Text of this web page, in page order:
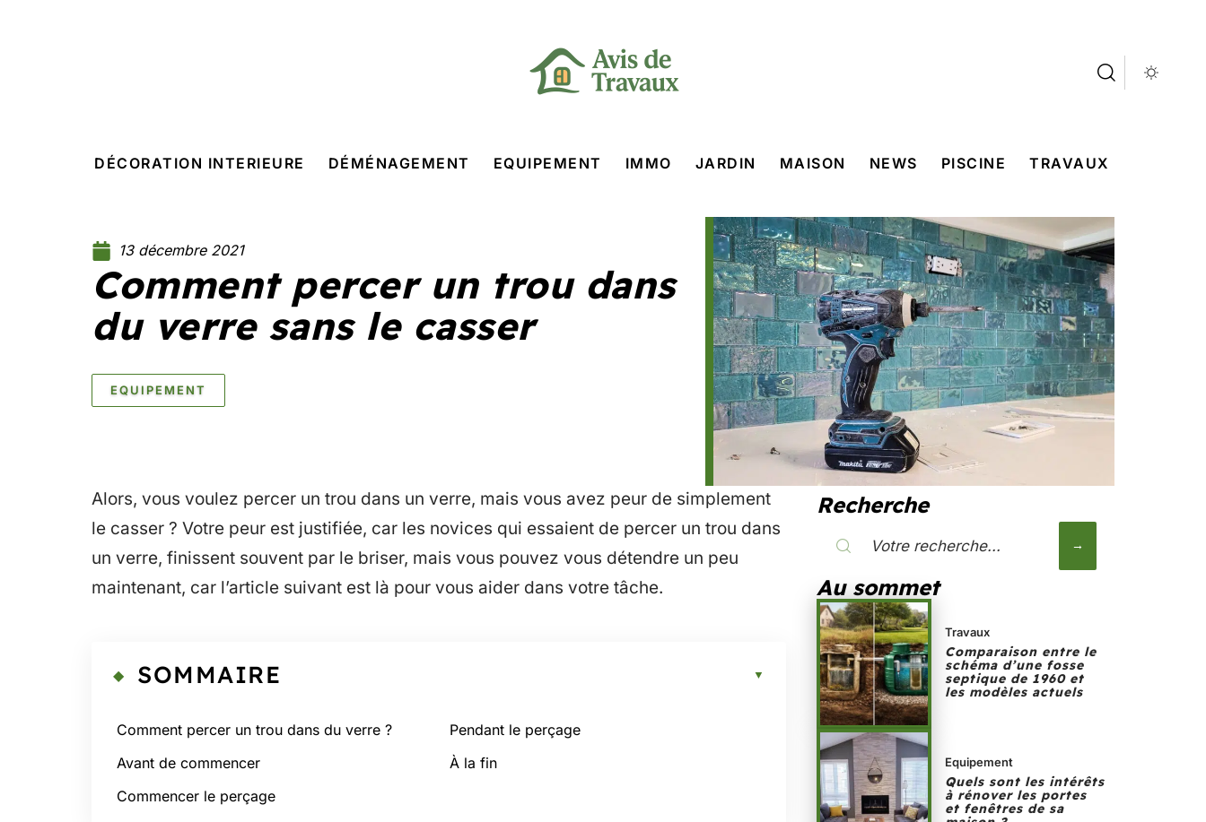
DÉCORATION INTERIEURE DÉMÉNAGEMENT EQUIPEMENT IMMO JARDIN MAISON NEWS PISCINE TRAVAUX
13 décembre 2021
Comment percer un trou dans
du verre sans le casser
EQUIPEMENT
Alors, vous voulez percer un trou dans un verre, mais vous avez peur de simplement
le casser ? Votre peur est justifiée, car les novices qui essaient de percer un trou dans
un verre, finissent souvent par le briser, mais vous pouvez vous détendre un peu
maintenant, car l’article suivant est là pour vous aider dans votre tâche.
SOMMAIRE
Comment percer un trou dans du verre ?
Avant de commencer
Commencer le perçage
Pendant le perçage
À la fin
Recherche
Au sommet
Travaux
Comparaison entre le
schéma d’une fosse
septique de 1960 et
les modèles actuels
Equipement
Quels sont les intérêts
à rénover les portes
et fenêtres de sa